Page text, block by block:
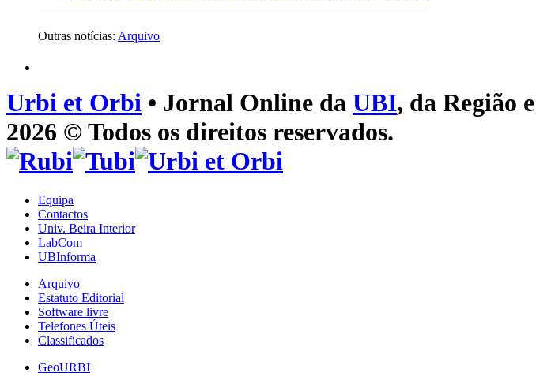
Outras notícias: Arquivo
Urbi et Orbi • Jornal Online da UBI, da Região
2026 © Todos os direitos reservados.
Equipa
Contactos
Univ. Beira Interior
LabCom
UBInforma
Arquivo
Estatuto Editorial
Software livre
Telefones Úteis
Classificados
GeoURBI